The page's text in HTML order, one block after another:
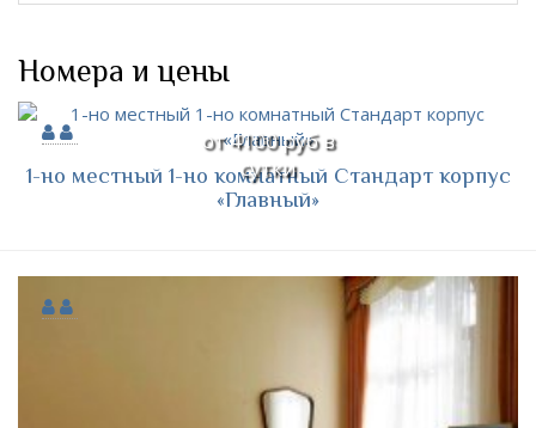
Номера и цены
от 4100 руб в
сутки
1-но местный 1-но комнатный Стандарт корпус
«Главный»